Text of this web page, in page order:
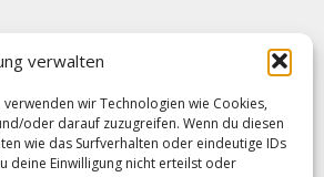
verwalten
wir Technologien wie Cookies,
oder darauf zuzugreifen. Wenn du diesen
wie das Surfverhalten oder eindeutige IDs
deine Einwilligung nicht erteilst oder